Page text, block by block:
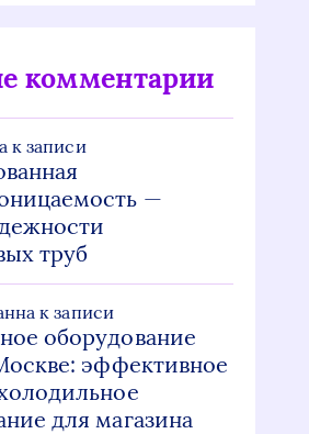
комментарии
к записи
—
труб
к записи
оборудование
эффективное
для магазина